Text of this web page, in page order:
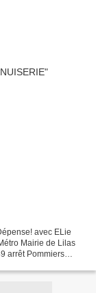
avec ELie
Mairie de Lilas
arrêt Pommiers